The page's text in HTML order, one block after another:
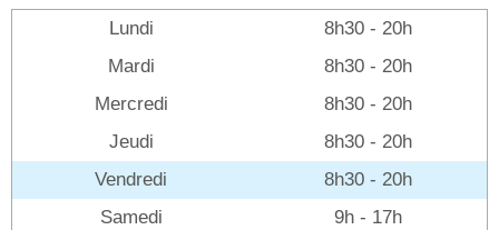
Lundi
8h30 - 20h
Mardi
8h30 - 20h
Mercredi
8h30 - 20h
Jeudi
8h30 - 20h
Vendredi
8h30 - 20h
Samedi
9h - 17h